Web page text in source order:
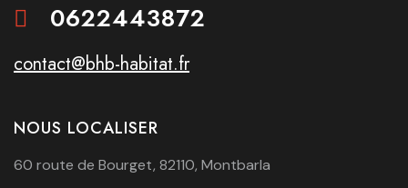
0622443872
contact@bhb-habitat.fr
NOUS LOCALISER
60 route de Bourget, 82110, Montbarla